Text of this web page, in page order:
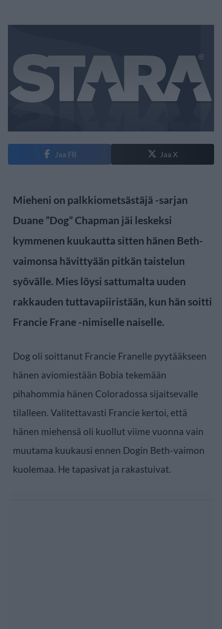
Jaa FB Jaa X
Mieheni on palkkiometsästäjä -sarjan
Duane ”Dog” Chapman jäi leskeksi
kymmenen kuukautta sitten hänen Beth-
vaimonsa hävittyään pitkän taistelun
syövälle. Mies löysi sattumalta uuden
rakkauden tuttavapiiristään, kun hän soitti
Francie Frane -nimiselle naiselle.
Dog oli soittanut Francie Franelle pyytääkseen
hänen aviomiestään Bobia tekemään
pihahommia hänen Coloradossa sijaitsevalle
tilalleen. Valitettavasti Francie kertoi, että
hänen miehensä oli kuollut viime vuonna vain
muutama kuukausi ennen Dogin Beth-vaimon
kuolemaa. He tapasivat ja rakastuivat.